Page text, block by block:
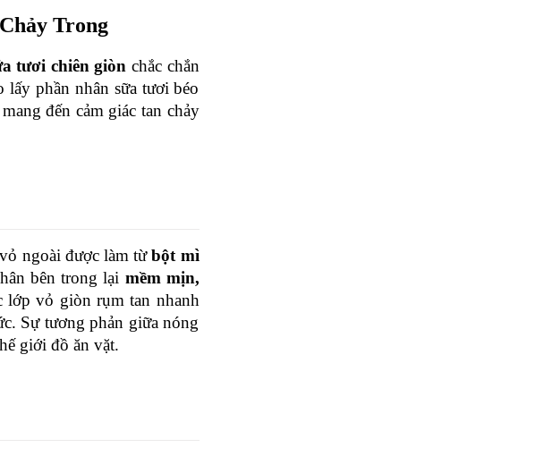
Trong
tươi chiên giòn chắc chắn
phần nhân sữa tươi béo
đến cảm giác tan chảy
ngoài được làm từ bột mì
bên trong lại mềm mịn,
lớp vỏ giòn rụm tan nhanh
Sự tương phản giữa nóng
giới đồ ăn vặt.